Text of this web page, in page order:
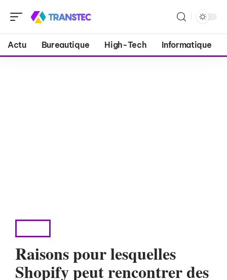
Actu Bureautique High-Tech Informatique
Raisons pour lesquelles
Shopify peut rencontrer des